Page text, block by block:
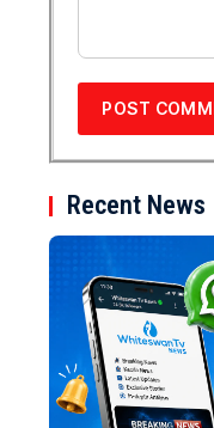
Recent News